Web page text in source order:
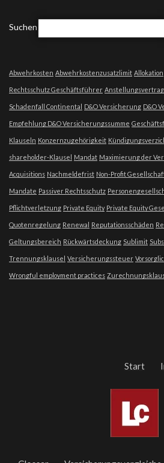
Suchen
Abwehrkosten Abwehrkostenzusatzlimit Allokation
Rechtsschutz Geschäftsführer
Schadenfall Continental D&O Versicherung D&O
Empfehlung D&O Versicherungssumme
Klauseln Konzernzugehörigkeit
shareholder-Klausel Mandat Maximierung der
Acquisitions Nachmeldefrist Non-Profit
Mandate Passiver Rechtsschutz
Pflichtverletzung Private Equity Private Equity
Quotenregelung Renewal Reputationsschäden
Geltungsbereich Rückwärtsdeckung Sublimit
Trennungsklausel Versicherungssteuer
Wrongful employment practices
Start